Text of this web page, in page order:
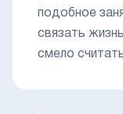
подобное
связать
смело